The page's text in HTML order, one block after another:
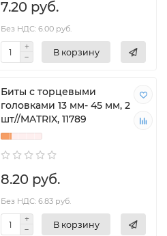
7.20 руб.
Без НДС: 6.00 руб.
В корзину
Биты с торцевыми
головками 13 мм- 45 мм, 2
шт//MATRIX, 11789
8.20 руб.
Без НДС: 6.83 руб.
В корзину